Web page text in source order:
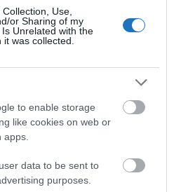
Use,
or Sharing of my
Unrelated with the
was collected.
to enable storage
like cookies on web or
data to be sent to
purposes.